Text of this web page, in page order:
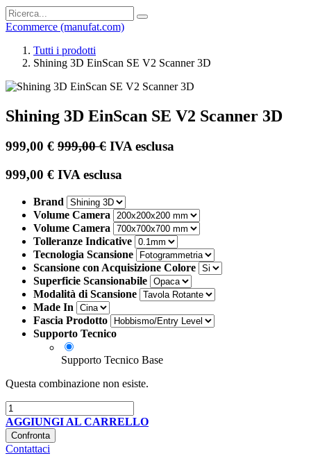
Ecommerce (manufat.com)
Tutti i prodotti
Shining 3D EinScan SE V2 Scanner 3D
Shining 3D EinScan SE V2 Scanner 3D
999,00 € 999,00€ IVA esclusa
999,00 € IVA esclusa
Brand
Volume Camera
Volume Camera
Tolleranze Indicative
Tecnologia Scansione
Scansione con Acquisizione Colore
Superficie Scansionabile
Modalità di Scansione
Made In
Fascia Prodotto
Supporto Tecnico
Supporto Tecnico Base
Questa combinazione non esiste.
AGGIUNGI AL CARRELLO
Confronta
Contattaci